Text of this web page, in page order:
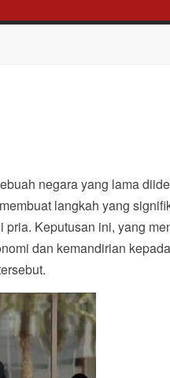
negara yang lama
langkah yang
Keputusan ini, yang
dan kemandirian